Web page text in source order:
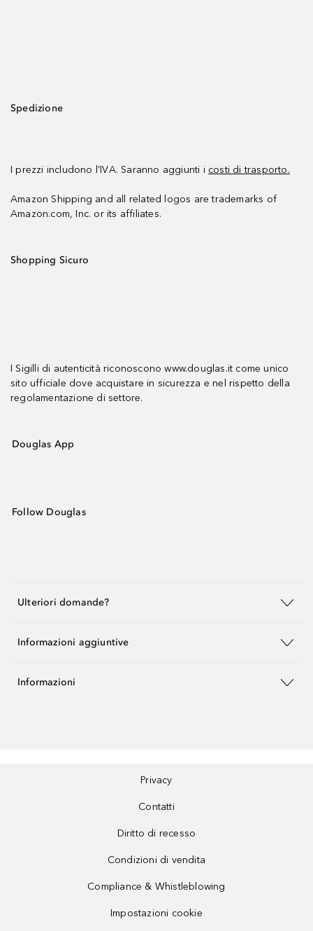
Spedizione
I prezzi includono l’IVA. Saranno aggiunti i costi di trasporto.
Amazon Shipping and all related logos are trademarks of
Amazon.com, Inc. or its affiliates.
Shopping Sicuro
I Sigilli di autenticità riconoscono www.douglas.it come unico
sito ufficiale dove acquistare in sicurezza e nel rispetto della
regolamentazione di settore.
Douglas App
Follow Douglas
Ulteriori domande?
Informazioni aggiuntive
Informazioni
Privacy
Contatti
Diritto di recesso
Condizioni di vendita
Compliance & Whistleblowing
Impostazioni cookie